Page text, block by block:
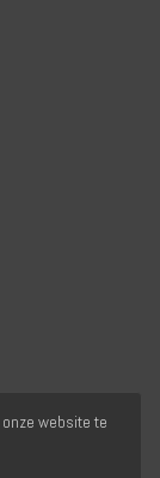
website te